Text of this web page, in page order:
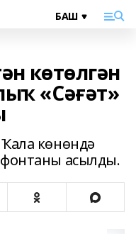
көтөлгән
«Сәғәт»
көнөндә
фонтаны асылды.